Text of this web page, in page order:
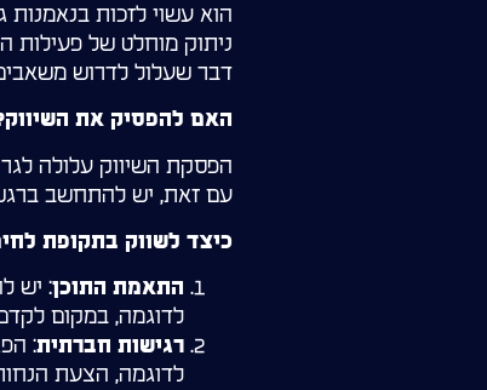
הוא עשוי לזכות בנאמנות
ניתוק מוחלט של פעילות
דבר שעלול לדרוש
האם להפסיק את
הפסקת השיווק עלולה
עם זאת, יש להתחשב
כיצד לשווק בתקופת
התאמת התוכן: יש
לדוגמה, במקום
רגישות חברתית:
לדוגמה, הצעת הנחות